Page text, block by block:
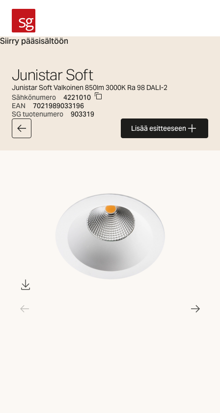
Siirry pääsisältöön
SG Armaturen
Junistar Soft
Junistar Soft Valkoinen 850lm 3000K Ra 98 DALI-2
Sähkönumero
4221010
EAN
7021989033196
SG tuotenumero
903319
Takaisin valikoimaan Lisää esitteeseen